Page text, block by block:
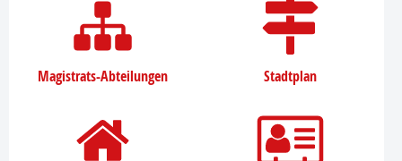
Magistrats-Abteilungen Stadtplan